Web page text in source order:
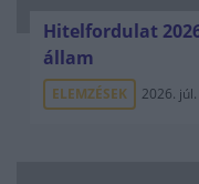
Hitelfordulat
állam
ELEMZÉSEK 2026.